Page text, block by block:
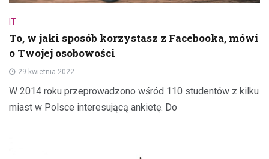
IT
To, w jaki sposób korzystasz z Facebooka, mówi
o Twojej osobowości
29 kwietnia 2022
W 2014 roku przeprowadzono wśród 110 studentów z kilku
miast w Polsce interesującą ankietę. Do